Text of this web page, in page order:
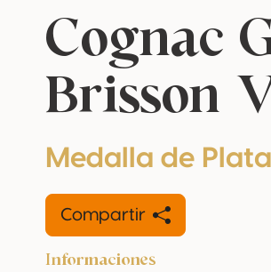
Cognac
Brisson
Medalla de Plata
Compartir
Informaciones